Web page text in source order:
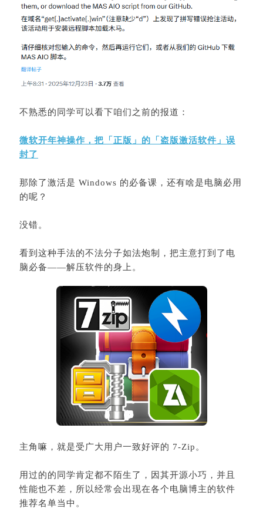
不熟悉的同学可以看下咱们之前的报道：
微软开年神操作，把「正版」的「盗版激活软件」误
封了
那除了激活是 Windows 的必备课，还有啥是电脑必用
的呢？
没错。
看到这种手法的不法分子如法炮制，把主意打到了电
脑必备——解压软件的身上。
主角嘛，就是受广大用户一致好评的 7-Zip。
用过的的同学肯定都不陌生了，因其开源小巧，并且
性能也不差，所以经常会出现在各个电脑博主的软件
推荐名单当中。